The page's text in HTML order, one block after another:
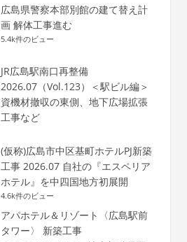
広島県警察本部別館の建て替え計
画 解体工事進む
5.4k件のビュー
JR広島駅南口再整備
2026.07（Vol.123）＜駅ビル編＞
資機材撤収の東側、地下広場拡張
工事など
(仮称)広島市中区基町ホテルPJ新築
工事 2026.07 自社の『エスペリア
ホテル』を中四国地方初展開
4.6k件のビュー
アパホテル＆リゾート〈広島駅前
タワー〉 新築工事